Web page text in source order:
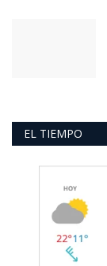
EL TIEMPO